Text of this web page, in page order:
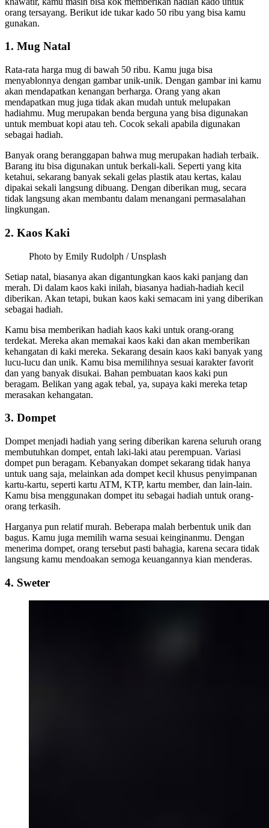
orang tersayang. Berikut ide tukar kado 50 ribu yang bisa kamu
gunakan.
1. Mug Natal
Rata-rata harga mug di bawah 50 ribu. Kamu juga bisa
menyablonnya dengan gambar unik-unik. Dengan gambar ini kamu
akan mendapatkan kenangan berharga. Orang yang akan
mendapatkan mug juga tidak akan mudah untuk melupakan
hadiahmu. Mug merupakan benda berguna yang bisa digunakan
untuk membuat kopi atau teh. Cocok sekali apabila digunakan
sebagai hadiah.
Banyak orang beranggapan bahwa mug merupakan hadiah terbaik.
Barang itu bisa digunakan untuk berkali-kali. Seperti yang kita
ketahui, sekarang banyak sekali gelas plastik atau kertas, kalau
dipakai sekali langsung dibuang. Dengan diberikan mug, secara
tidak langsung akan membantu dalam menangani permasalahan
lingkungan.
2. Kaos Kaki
Photo by Emily Rudolph / Unsplash
Setiap natal, biasanya akan digantungkan kaos kaki panjang dan
merah. Di dalam kaos kaki inilah, biasanya hadiah-hadiah kecil
diberikan. Akan tetapi, bukan kaos kaki semacam ini yang diberikan
sebagai hadiah.
Kamu bisa memberikan hadiah kaos kaki untuk orang-orang
terdekat. Mereka akan memakai kaos kaki dan akan memberikan
kehangatan di kaki mereka. Sekarang desain kaos kaki banyak yang
lucu-lucu dan unik. Kamu bisa memilihnya sesuai karakter favorit
dan yang banyak disukai. Bahan pembuatan kaos kaki pun
beragam. Belikan yang agak tebal, ya, supaya kaki mereka tetap
merasakan kehangatan.
3. Dompet
Dompet menjadi hadiah yang sering diberikan karena seluruh orang
membutuhkan dompet, entah laki-laki atau perempuan. Variasi
dompet pun beragam. Kebanyakan dompet sekarang tidak hanya
untuk uang saja, melainkan ada dompet kecil khusus penyimpanan
kartu-kartu, seperti kartu ATM, KTP, kartu member, dan lain-lain.
Kamu bisa menggunakan dompet itu sebagai hadiah untuk orang-
orang terkasih.
Harganya pun relatif murah. Beberapa malah berbentuk unik dan
bagus. Kamu juga memilih warna sesuai keinginanmu. Dengan
menerima dompet, orang tersebut pasti bahagia, karena secara tidak
langsung kamu mendoakan semoga keuangannya kian menderas.
4. Sweter